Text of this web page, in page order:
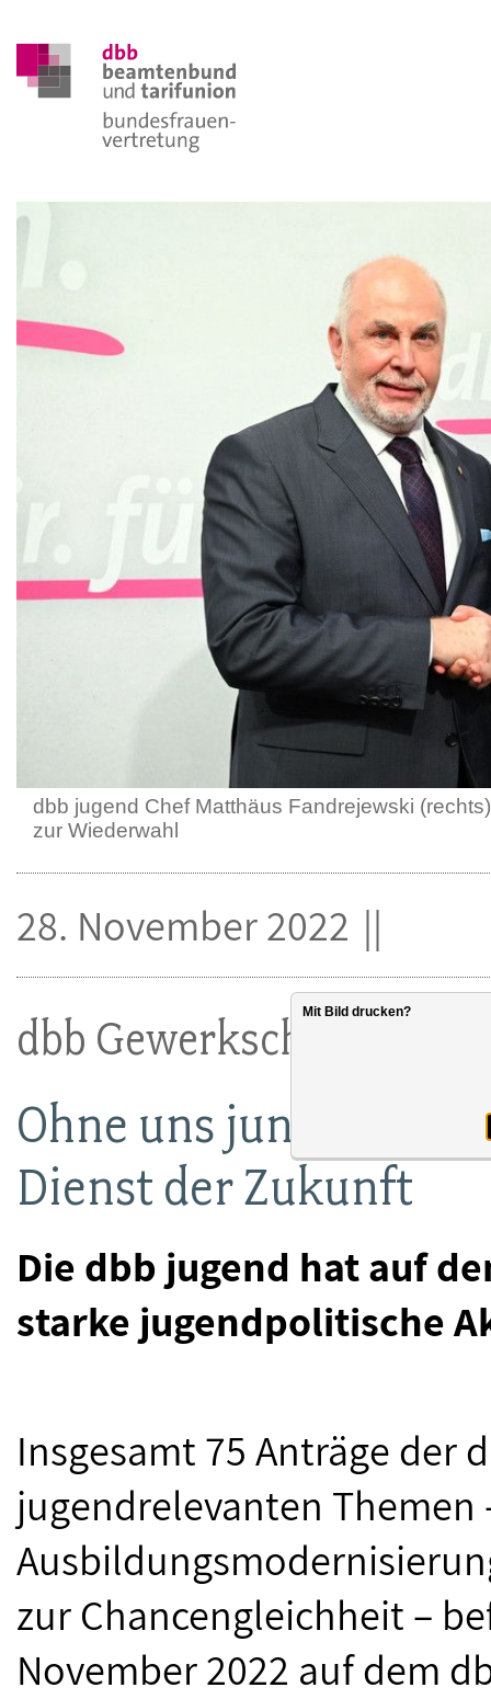
dbb jugend Chef Matthäus Fandrejewski
zur Wiederwahl
dbb Gewerkschaftstag
Ohne uns junge
Dienst der Zukunft
Die dbb jugend hat auf
starke jugendpolitische
28. November 2022
Insgesamt 75 Anträge der
jugendrelevanten Themen
zur Chancengleichheit –
November 2022 auf dem
Mit Bild drucken?